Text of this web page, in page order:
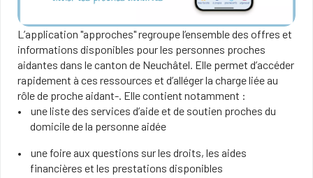
L’application "approches" regroupe l’ensemble des offres et
informations disponibles pour les personnes proches
aidantes dans le canton de Neuchâtel. Elle permet d’accéder
rapidement à ces ressources et d’alléger la charge liée au
rôle de proche aidant-. Elle contient notamment :
une liste des services d’aide et de soutien proches du
domicile de la personne aidée
une foire aux questions sur les droits, les aides
financières et les prestations disponibles